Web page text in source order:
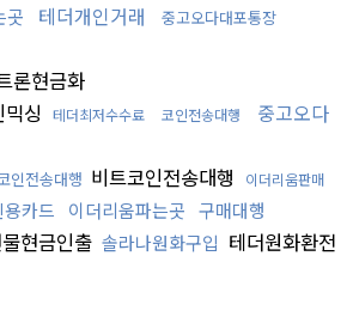
곳 테더개인거래 중고오다대포통장
론현금화
싱 테더최저수수료 코인전송대행
중고오다
인전송대행 비트코인전송대행
이더리움판매
카드 이더리움파는곳 구매대행
현금인출 솔라나원화구입 테더원화환전